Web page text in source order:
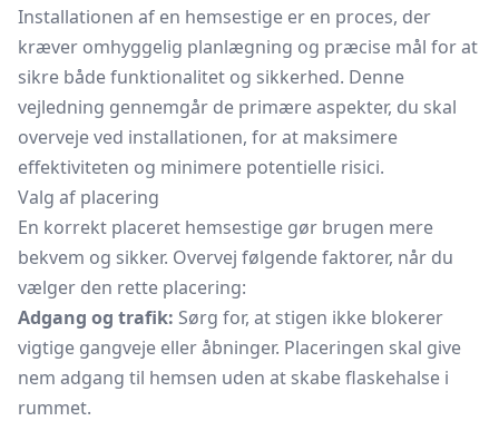
Installationen af en hemsestige er en proces, der
kræver omhyggelig planlægning og præcise mål for at
sikre både funktionalitet og sikkerhed. Denne
vejledning gennemgår de primære aspekter, du skal
overveje ved installationen, for at maksimere
effektiviteten og minimere potentielle risici.
Valg af placering
En korrekt placeret hemsestige gør brugen mere
bekvem og sikker. Overvej følgende faktorer, når du
vælger den rette placering:
Adgang og trafik: Sørg for, at stigen ikke blokerer
vigtige gangveje eller åbninger. Placeringen skal give
nem adgang til hemsen uden at skabe flaskehalse i
rummet.